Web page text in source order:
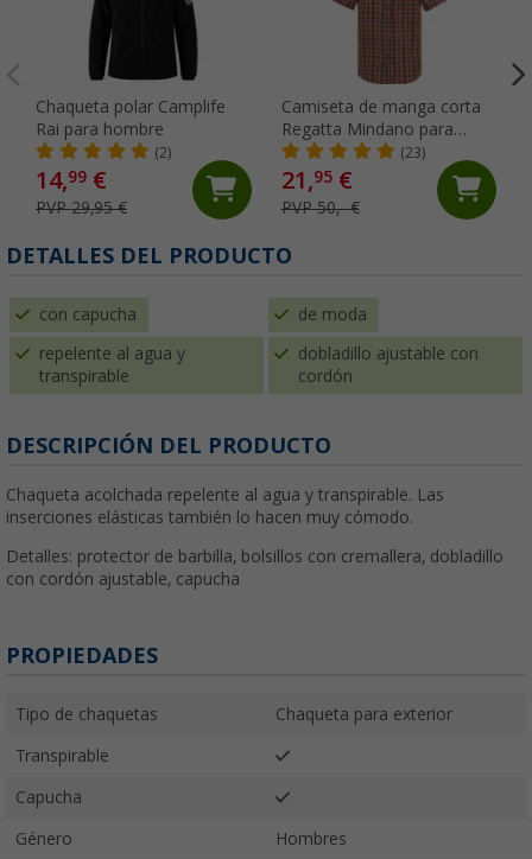
Chaqueta polar Camplife
Rai para hombre
(2)
14,99 €
PVP 29,95 €
Camiseta de manga corta
Regatta Mindano para
hombre
(23)
21,95€
PVP 50,- €
DETALLES DEL PRODUCTO
con capucha de moda
repelente al agua y
transpirable
dobladillo ajustable con
cordón
DESCRIPCIÓN DEL PRODUCTO
Chaqueta acolchada repelente al agua y transpirable. Las
inserciones elásticas también lo hacen muy cómodo.
Detalles: protector de barbilla, bolsillos con cremallera, dobladillo
con cordón ajustable, capucha
PROPIEDADES
Tipo de chaquetas Chaqueta para exterior
Transpirable
Capucha
Género Hombres